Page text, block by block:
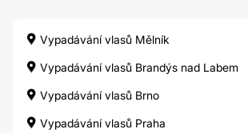
Vypadávání vlasů Mělník
Vypadávání vlasů Brandýs nad Labem
Vypadávání vlasů Brno
Vypadávání vlasů Praha